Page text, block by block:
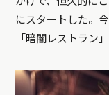
にスタートした。
「暗闇レストラン